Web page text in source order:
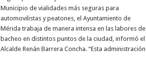
Municipio de vialidades más seguras para
automovilistas y peatones, el Ayuntamiento de
Mérida trabaja de manera intensa en las labores de
bacheo en distintos puntos de la ciudad, informó el
Alcalde Renán Barrera Concha. “Esta administración